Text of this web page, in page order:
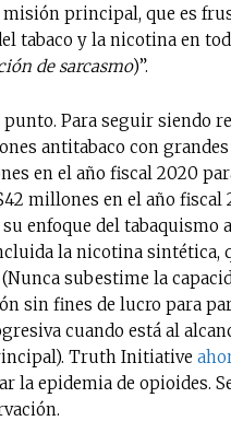
misión principal, que es
tabaco y la nicotina en
de sarcasmo)”.
Para seguir siendo
antitabaco con
en el año fiscal 2020
millones en el año fiscal
enfoque del tabaquismo
la nicotina sintética,
subestime la
sin fines de lucro para
cuando está al
Truth Initiative
la epidemia de opioides.